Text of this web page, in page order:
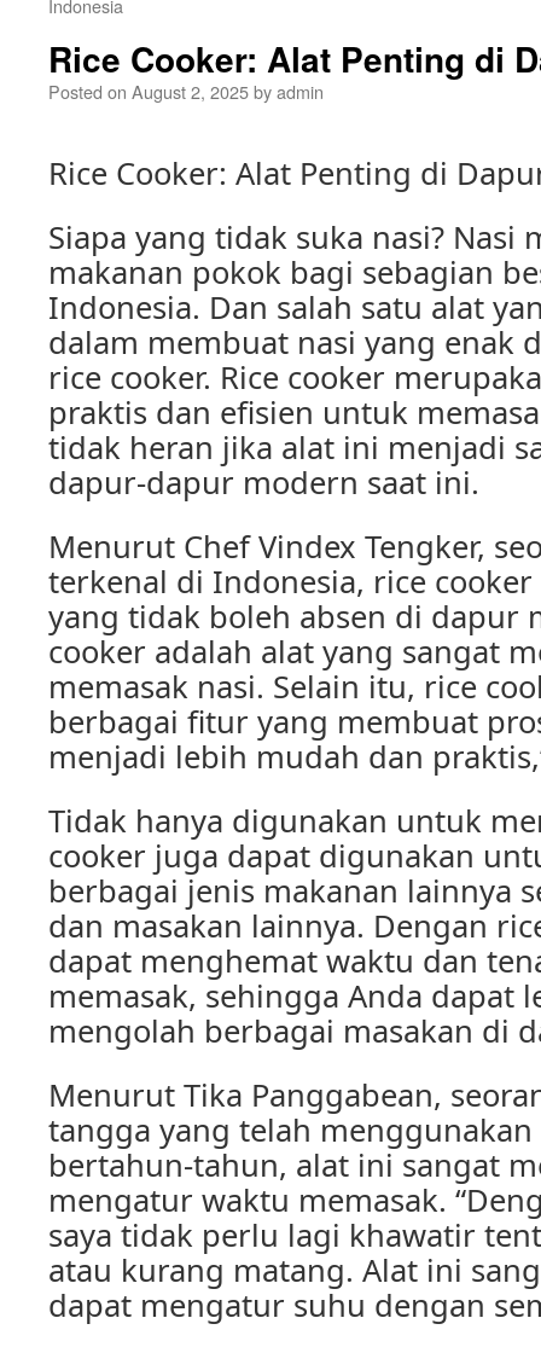
Indonesia
Rice Cooker: Alat Penting di
Posted on August 2, 2025byadmin
Rice Cooker: Alat Penting di
Siapa yang tidak suka nasi? Nasi
makanan pokok bagi sebagian
Indonesia. Dan salah satu alat
dalam membuat nasi yang enak
rice cooker. Rice cooker
praktis dan efisien untuk
tidak heran jika alat ini menjadi
dapur-dapur modern saat ini.
Menurut Chef Vindex Tengker,
terkenal di Indonesia, rice
yang tidak boleh absen di dapur
cooker adalah alat yang sangat
memasak nasi. Selain itu, rice
berbagai fitur yang membuat
menjadi lebih mudah dan
Tidak hanya digunakan untuk
cooker juga dapat digunakan
berbagai jenis makanan lainnya
dan masakan lainnya. Dengan
dapat menghemat waktu dan
memasak, sehingga Anda dapat
mengolah berbagai masakan di
Menurut Tika Panggabean,
tangga yang telah menggunakan
bertahun-tahun, alat ini sangat
mengatur waktu memasak.
saya tidak perlu lagi khawatir
atau kurang matang. Alat ini
dapat mengatur suhu dengan